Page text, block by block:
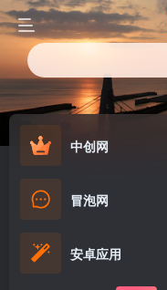
中创网
冒泡网
安卓应用